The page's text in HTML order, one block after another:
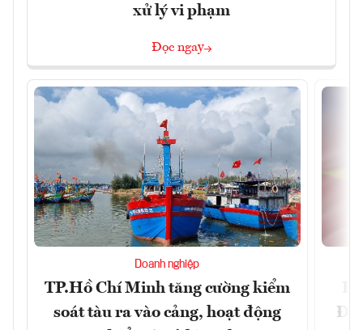
xử lý vi phạm
Đọc ngay
Doanh nghiệp
TP.Hồ Chí Minh tăng cường kiểm
soát tàu ra vào cảng, hoạt động